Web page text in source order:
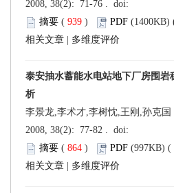
( )
李景龙,李术才,李树忱,王刚,孙克国
( )